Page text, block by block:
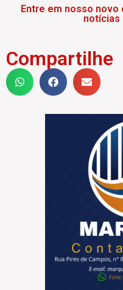
Entre em nosso novo
notícias
Compartilhe